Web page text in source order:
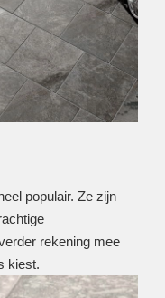
populair. Ze zijn
rekening mee
kiest.